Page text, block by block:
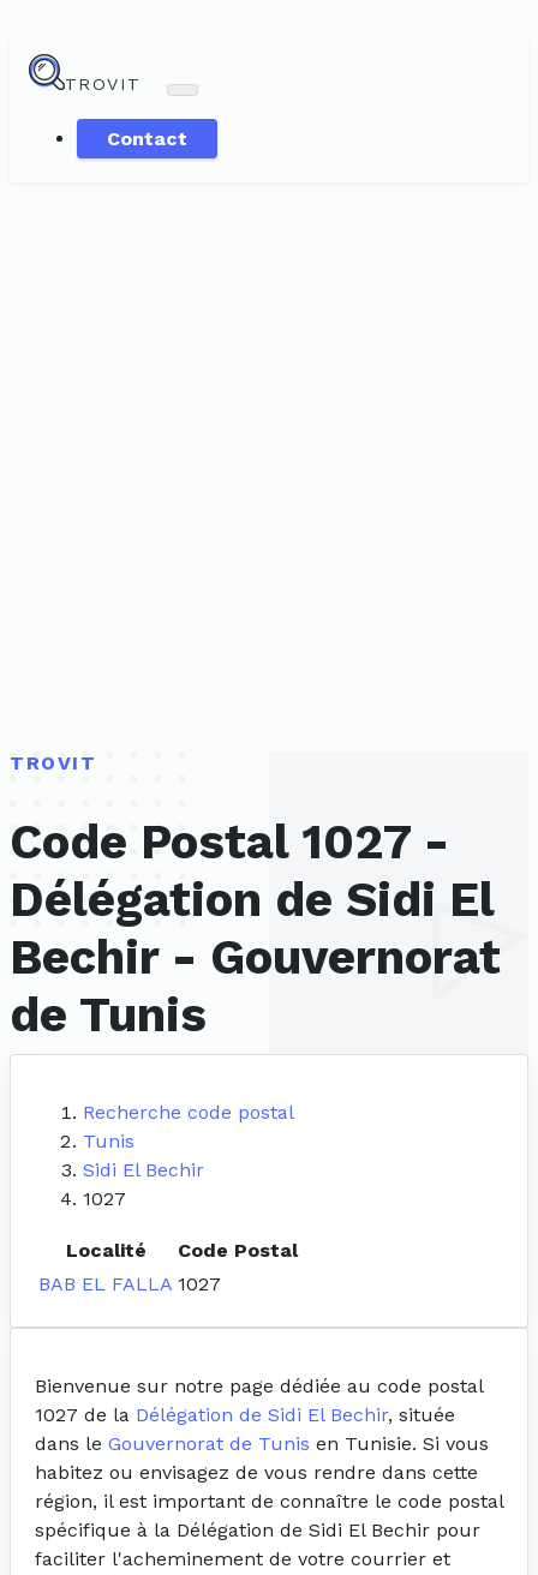
TROVIT
Contact
TROVIT
Code Postal 1027 -
Délégation de Sidi El
Bechir - Gouvernorat
de Tunis
Recherche code postal
Tunis
Sidi El Bechir
1027
Localité
Code Postal
BAB EL FALLA 1027
Bienvenue sur notre page dédiée au code postal
1027 de la Délégation de Sidi El Bechir, située
dans le Gouvernorat de Tunis en Tunisie. Si vous
habitez ou envisagez de vous rendre dans cette
région, il est important de connaître le code postal
spécifique à la Délégation de Sidi El Bechir pour
faciliter l'acheminement de votre courrier et